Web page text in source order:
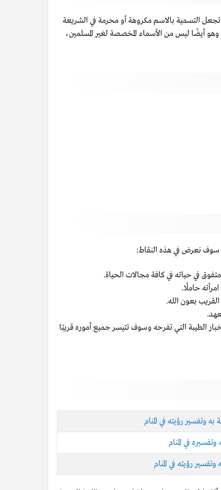
التسمية بالاسم مكروهة أو محرمة في الشريعة
وهو أيضًا ليس من الأسماء المخصصة لغير المسلمين،
سوف نعرض في هذه النقاط:
في حياته في كافة مجالات الحياة.
حاملًا.
بعون الله.
الطيبة التي تفرحه وسوف تتيسر جميع أموره قريبًا
رؤيته في المنام
في المنام
رؤيته في المنام